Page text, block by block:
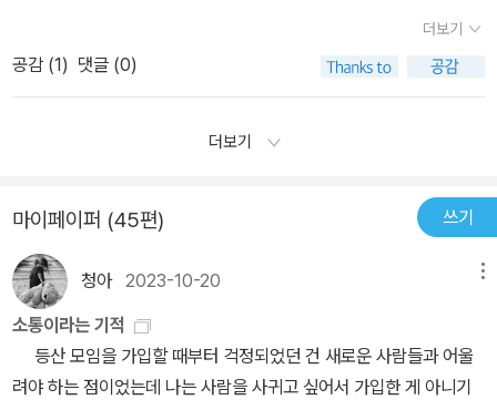
이 삶이라서 상처를 주듯 가장 사랑하는 대상이 상처도 제일 많이 크
게 줄 수 있다는 사실, 그것을 알지만 삶을 견디며 살아가야하듯 사랑
(이란 감정)도 피할 수 없는 것, 견디며 보듬어야하는 것이다.작가는
결말이 말해준다. 우리는 무엇 하나도 헛되이 쌓고 있지 않다는 걸 긍
정할 필요가 있다. 동시에 그 결말은 완전한 사랑은 언어만으로는 부
족하다는 것도 말한다. 완전한 사랑은 정신과 육체의 하모니다. 어느
한 쪽이 기우는 건 장애다. 하지만 사랑은, 사랑이라는 감정은 수많은
오해와 질투, 상처를 딛고 결국 살아남을 것이다. 이해하고 양보하고
또 (레오에게 에미가 그런 존재인 것처럼) '내 손바닥에 간직한 점'처
래서 마음을 잡고 이렇게 앉아 글을 쓰는데 다른 책들보다 시간이좀
더걸렸다.단순하게 <새벽 세 시, 바람이 부나요?>보다 <일곱번째 파
도>가 난 더 긍정적이다. 여섯번의 만남이 있고, 서로 잠도 같이 잔다.
육체적 행위 자체에 큰 비중을 주는 건 아니지만 도대체 손에 닿지 않
손바닥에 박힌 자신의 분신으로 표현되는 '보이지 않는 점'이 있는 손
바닥 부분에 뽀뽀를 한다. 그 장면도 이쁘고, 아기자기하게 그리고 나
중에는 점점 더 저돌적으로 유혹하는내용의 전개는 전편보다훨씬 생
생하고 좋았다.전편에는 뭐라 그럴까. 여자가 너무 튕기는 것 같아 다
소 지쳤다. 난 튕기는 게 안 맞나보다. 좋으면 좋은 것이지. 물론 우유
부단함은 빼놓고... 가정이 있는 여자가 나중에는 이혼을 하고, 레오와
사랑을 이룬다는 부분이 신경이 거슬리는 사람들이라면 이런 사랑 소
더보기
공감 (1) 댓글 (0)
더보기
마이페이퍼 (45편) 쓰기
청아2023-10-20
소통이라는 기적
등산 모임을 가입할 때부터 걱정되었던 건 새로운 사람들과 어울
려야 하는 점이었는데 나는 사람을 사귀고 싶어서 가입한 게 아니기